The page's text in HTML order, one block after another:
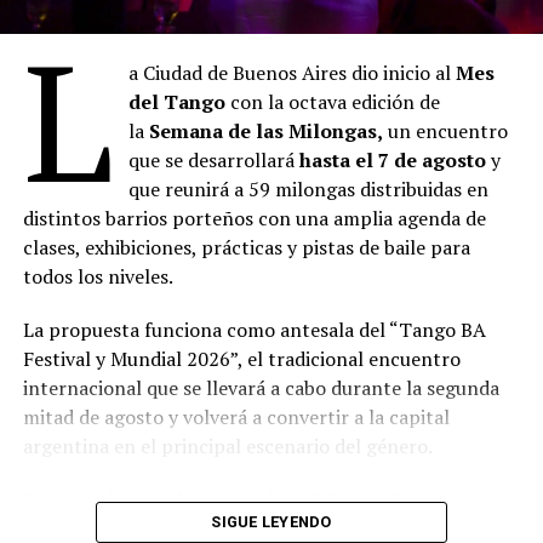
la sobreinformación y el valor de la experiencia humana.
Ciclo: Antidomingos en el Recoleta
Domingo 09.08, 19 h en la Capilla
Liria Jazz con Orquesta LIRIA & Sophie Lüssi: un
recorrido por grandes clásicos del jazz en versiones
originales para orquesta de cuerdas y banda. Los
arreglos, realizados por la violinista y compositora
Sophie Lüssi, proponen una nueva sonoridad para obras
emblemáticas del género, donde las cuerdas dialogan
con el lenguaje y la improvisación del jazz.
Especial Día del Niño
L a Ciudad de Buenos Aires dio inicio alMes
del Tango con la octava edición de
la Semana de las Milongas, un encuentro
que se desarrollaráhasta el 7 de agostoy
que reunirá a 59 milongas distribuidas en
distintos barrios porteños con una amplia agenda de
clases, exhibiciones, prácticas y pistas de baile para
todos los niveles.
La propuesta funciona como antesala del “Tango BA
Festival y Mundial 2026”, el tradicional encuentro
internacional que se llevará a cabo durante la segunda
mitad de agosto y volverá a convertir a la capital
argentina en el principal escenario del género.
Organizada con el objetivo de visibilizar y fortalecer a
las milongas, espacios donde el tango mantiene viva su
SIGUE LEYENDO